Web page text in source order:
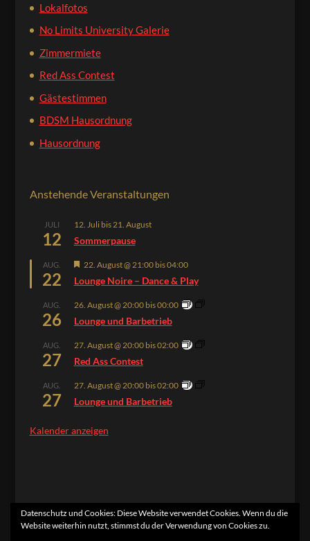
Lokalfotos
No Limits University Galerie
Zimmermiete
Red Ass Contest
Gästestimmen
BDSM Hausordnung
Hausordnung
Anstehende Veranstaltungen
JULI
12
12. Julibis21. August
Sommerpause
AUG.
22
Hervorgehoben
22. August @ 21:00bis04:00
Lounge Noire – Dance & Play
AUG.
26
26. August @ 20:00bis00:00
Lounge und Barbetrieb
AUG.
27
27. August @ 20:00bis02:00
Red Ass Contest
AUG.
27
27. August @ 20:00bis02:00
Lounge und Barbetrieb
Kalender anzeigen
Datenschutz und Cookies: Diese Website verwendet Cookies. Wenn du die
Website weiterhin nutzt, stimmst du der Verwendung von Cookies zu.